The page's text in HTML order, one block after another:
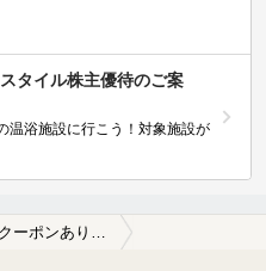
タイル株主優待のご案
温浴施設に行こう！対象施設が
【クーポンあり】大麻駅近くの温泉宿・温泉旅館・ホテルおすすめ(2026年版)